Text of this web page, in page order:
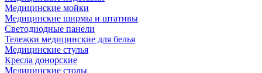
Медицинские мойки
Медицинские ширмы и штативы
Светодиодные панели
Тележки медицинские для белья
Медицинские стулья
Кресла донорские
Медицинские столы